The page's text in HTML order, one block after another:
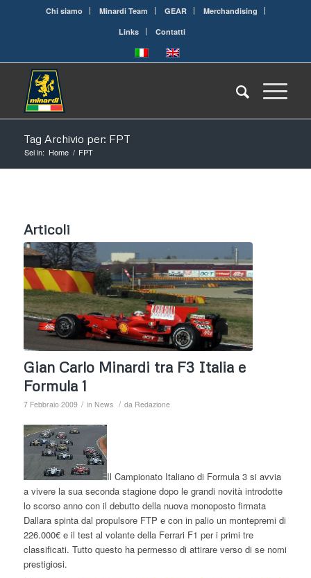
Chi siamo Minardi Team GEAR
Merchandising
Links
Contatti
Tag Archivio per: FPT
Sei in: Home / FPT
Articoli
Gian Carlo Minardi tra F3 Italia e
Formula 1
7 Febbraio 2009 / in News / da Redazione
Il Campionato Italiano di Formula 3 si avvia
a vivere la sua seconda stagione dopo le grandi novità introdotte
lo scorso anno con il debutto della nuova monoposto firmata
Dallara spinta dal propulsore FTP e con in palio un montepremi di
226.000€ e il test al volante della Ferrari F1 per i primi tre
classificati. Tutto questo ha permesso di attirare verso di se nomi
prestigiosi.